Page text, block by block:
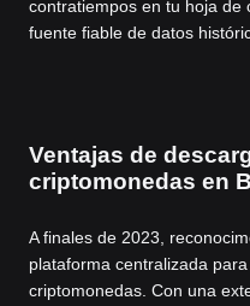
contratiempos en tu hoja de
fuente fiable de datos
Ventajas de
criptomonedas en
A finales de 2023,
plataforma centralizada
criptomonedas. Con una